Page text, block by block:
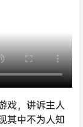
戏，讲诉主人
其中不为人知